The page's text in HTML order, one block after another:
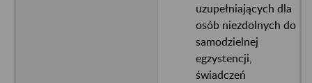
uzupełniających dla
osób niezdolnych do
samodzielnej
egzystencji,
świadczeń